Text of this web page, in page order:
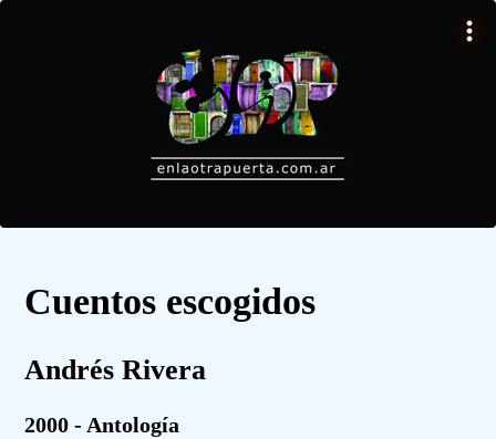
Cuentos escogidos
Andrés Rivera
2000 - Antología